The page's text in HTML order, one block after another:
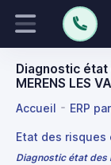
Diagnostic état
MERENS LES
Accueil ERP
Etat des
Diagnostic état des